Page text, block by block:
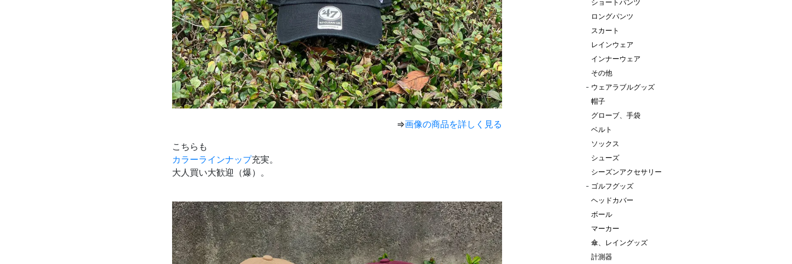
⇒画像の商品を詳しく見る
こちらも
カラーラインナップ充実。
大人買い大歓迎（爆）。
ショートパンツ
ロングパンツ
スカート
レインウェア
インナーウェア
その他
- ウェアラブルグッズ
帽子
グローブ、手袋
ベルト
ソックス
シューズ
シーズンアクセサリー
- ゴルフグッズ
ヘッドカバー
ボール
マーカー
傘、レイングッズ
計測器